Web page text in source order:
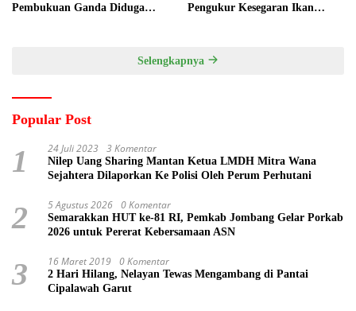
Pembukuan Ganda Diduga
Pengukur Kesegaran Ikan
Selengkapnya
Popular Post
1 24 Juli 2023 3 Komentar
Nilep Uang Sharing Mantan Ketua LMDH Mitra Wana
Sejahtera Dilaporkan Ke Polisi Oleh Perum Perhutani
2 5 Agustus 2026 0 Komentar
Semarakkan HUT ke-81 RI, Pemkab Jombang Gelar Porkab
2026 untuk Pererat Kebersamaan ASN
3 16 Maret 2019 0 Komentar
2 Hari Hilang, Nelayan Tewas Mengambang di Pantai
Cipalawah Garut